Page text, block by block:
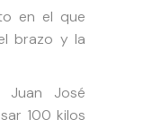
en el que
brazo y la
Juan José
100 kilos